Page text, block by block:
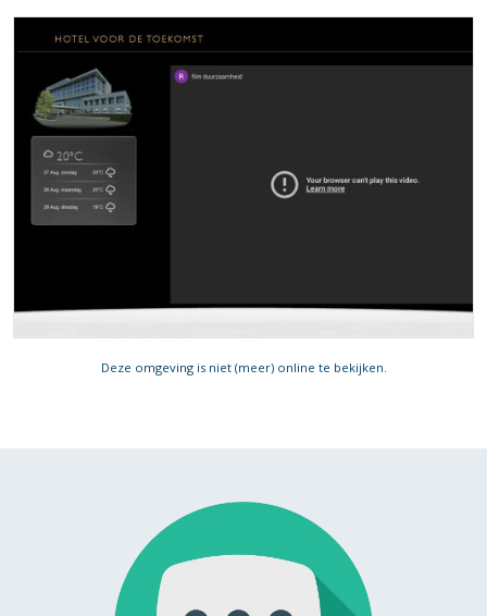
Deze omgeving is niet (meer) online te bekijken.